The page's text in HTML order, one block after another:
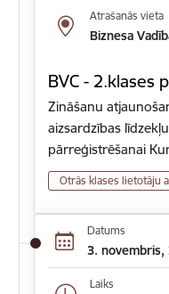
Atrašanās vieta
Biznesa
BVC - 2.klases
Zināšanu
aizsardzības
pārreģistrēšanai
Otrās klases lietotāju
Datums
3. novembris,
Laiks